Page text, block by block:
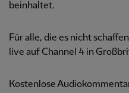
beinhaltet.
Für alle, die es nicht
live auf Channel 4 in
Kostenlose